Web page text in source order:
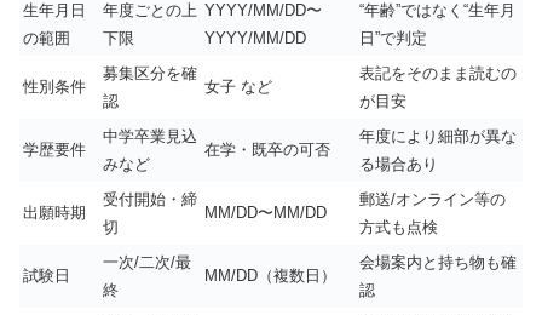
生年月日
の範囲
年度ごとの上
下限
YYYY/MM/DD〜
YYYY/MM/DD
“年齢”ではなく“生年月
日”で判定
性別条件
募集区分を確
認
女子 など
表記をそのまま読むの
が目安
学歴要件
中学卒業見込
みなど
在学・既卒の可否
年度により細部が異な
る場合あり
出願時期
受付開始・締
切
MM/DD〜MM/DD
郵送/オンライン等の
方式も点検
試験日
一次/二次/最
終
MM/DD（複数日）
会場案内と持ち物も確
認